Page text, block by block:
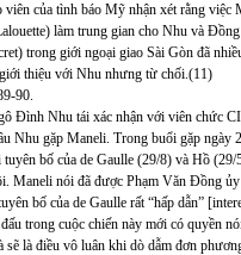
viên của tình báo Mỹ nhận xét rằng việc
làm trung gian cho Nhu và
trong giới ngoại giao Sài Gòn đã
thiệu với Nhu nhưng từ chối.(11)
90.
Đình Nhu tái xác nhận với viên chức
Nhu gặp Maneli. Trong buổi gặp ngày
bố của de Gaulle (29/8) và Hồ (29/
Maneli nói đã được Phạm Văn Đồng
bố của de Gaulle rất “hấp dẫn”
trong cuộc chiến này mới có quyền
là điều vô luân khi dò dẫm đơn